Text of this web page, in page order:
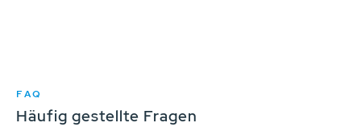
FAQ
Häufig gestellte Fragen